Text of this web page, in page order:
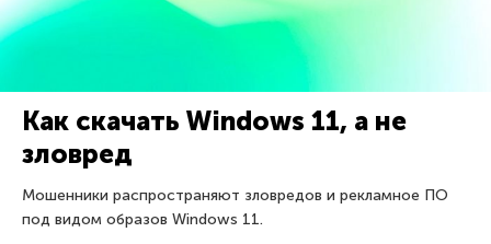
Как скачать Windows 11, а не
зловред
Мошенники распространяют зловредов и рекламное ПО
под видом образов Windows 11.